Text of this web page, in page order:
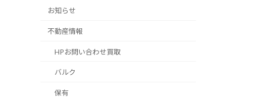
お知らせ
不動産情報
HPお問い合わせ買取
バルク
保有